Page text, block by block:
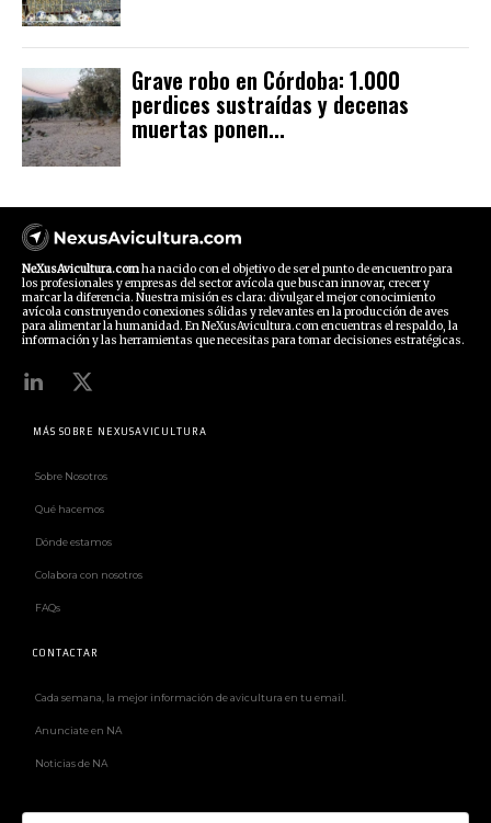
Grave robo en Córdoba: 1.000
perdices sustraídas y decenas
muertas ponen...
NeXusAvicultura.comha nacido con el objetivo de ser el punto de encuentro para
los profesionales y empresas del sector avícola que buscan innovar, crecer y
marcar la diferencia. Nuestra misión es clara: divulgar el mejor conocimiento
avícola construyendo conexiones sólidas y relevantes en la producción de aves
para alimentar la humanidad. En NeXusAvicultura.com encuentras el respaldo, la
información y las herramientas que necesitas para tomar decisiones estratégicas.
MÁS SOBRE NEXUSAVICULTURA
Sobre Nosotros
Qué hacemos
Dónde estamos
Colabora con nosotros
FAQs
CONTACTAR
Cada semana, la mejor información de avicultura en tu email.
Anunciate en NA
Noticias de NA